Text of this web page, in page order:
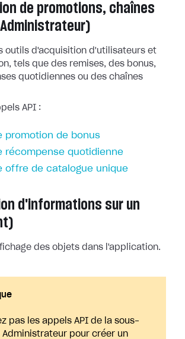
de promotions, chaînes
outils d'acquisition d'utilisateurs et
tels que des remises, des bonus,
quotidiennes ou des chaînes
API :
promotion de bonus
récompense quotidienne
offre de catalogue unique
d'informations sur un
des objets dans l'application.
pas les appels API de la sous-
Administrateur pour créer un